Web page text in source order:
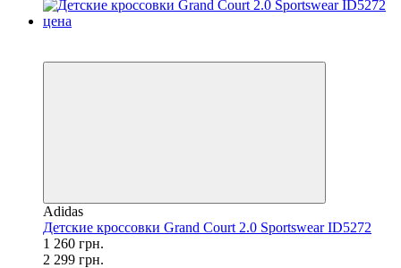
Adidas
Детские кроссовки Grand Court 2.0 Sportswear ID5272
1 260 грн.
2 299 грн.